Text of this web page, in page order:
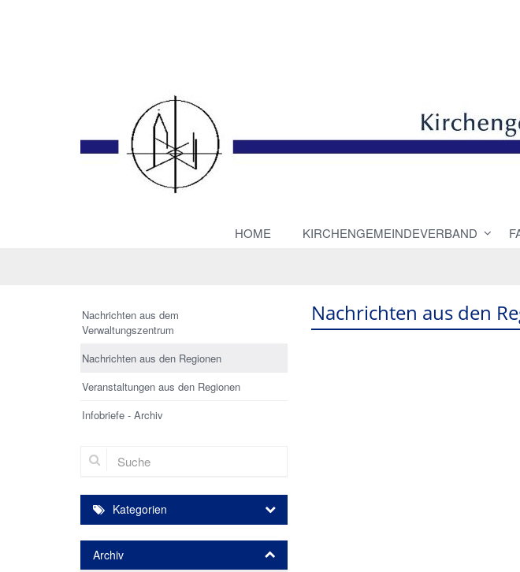
HOME KIRCHENGEMEINDEVERBAND
Nachrichten aus den
Nachrichten aus dem
Verwaltungszentrum
Nachrichten aus den Regionen
Veranstaltungen aus den Regionen
Infobriefe - Archiv
Suche
Kategorien
Archiv